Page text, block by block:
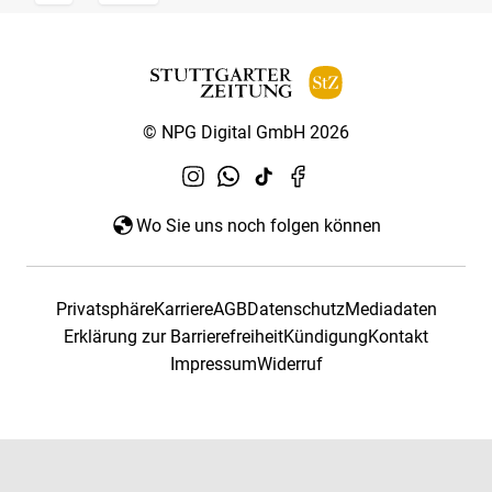
© NPG Digital GmbH 2026
Wo Sie uns noch folgen können
PrivatsphäreKarriereAGBDatenschutzMediadaten
Erklärung zur BarrierefreiheitKündigungKontakt
ImpressumWiderruf